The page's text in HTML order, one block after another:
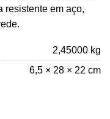
resistente em aço,
2,45000 kg
6,5 × 28 × 22 cm